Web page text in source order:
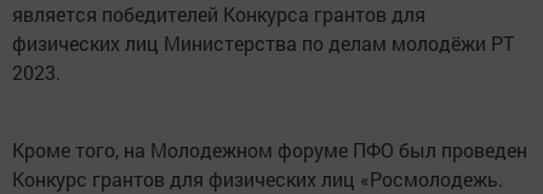
является победителей Конкурса грантов для
физических лиц Министерства по делам молодёжи РТ
2023.
Кроме того, на Молодежном форуме ПФО был проведен
Конкурс грантов для физических лиц «Росмолодежь.